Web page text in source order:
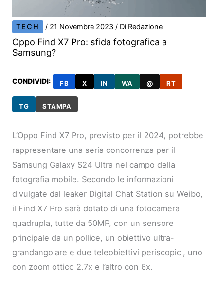
TECH / 21 Novembre 2023/ Di Redazione
Oppo Find X7 Pro: sfida fotografica a
Samsung?
CONDIVIDI: FB X IN WA @ RT
TG STAMPA
L’Oppo Find X7 Pro, previsto per il 2024, potrebbe
rappresentare una seria concorrenza per il
Samsung Galaxy S24 Ultra nel campo della
fotografia mobile. Secondo le informazioni
divulgate dal leaker Digital Chat Station su Weibo,
il Find X7 Pro sarà dotato di una fotocamera
quadrupla, tutte da 50MP, con un sensore
principale da un pollice, un obiettivo ultra-
grandangolare e due teleobiettivi periscopici, uno
con zoom ottico 2.7x e l’altro con 6x.